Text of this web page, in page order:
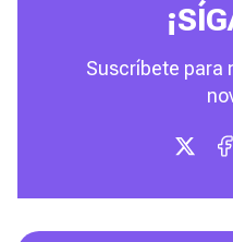
Suscríbete para